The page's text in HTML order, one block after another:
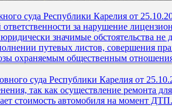
суда Республики Карелия от
за нарушение
значимые обстоятельства
путевых листов, совершения
охраняемым общественным
суда Республики Карелия от
так как осуществление ремонта
стоимость автомобиля на момент ДТП.